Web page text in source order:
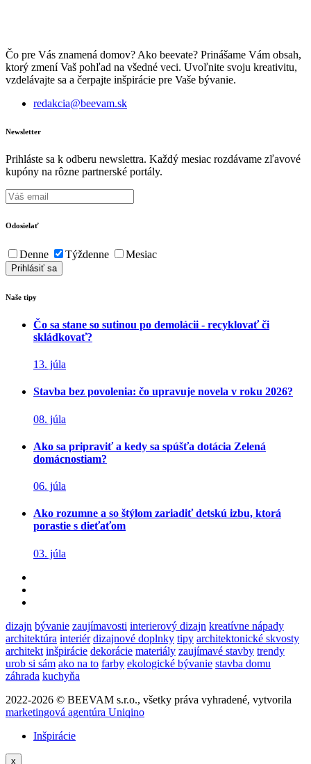
Čo pre Vás znamená domov? Ako beevate? Prinášame Vám obsah,
ktorý zmení Vaš pohľad na všedné veci. Uvoľnite svoju kreativitu,
vzdelávajte sa a čerpajte inšpirácie pre Vaše bývanie.
redakcia@beevam.sk
Newsletter
Prihláste sa k odberu newslettra. Každý mesiac rozdávame zľavové
kupóny na rôzne partnerské portály.
Odosielať
Denne Týždenne Mesiac
Naše tipy
Čo sa stane so sutinou po demolácii - recyklovať či
skládkovať?
13. júla
Stavba bez povolenia: čo upravuje novela v roku 2026?
08. júla
Ako sa pripraviť a kedy sa spúšťa dotácia Zelená
domácnostiam?
06. júla
Ako rozumne a so štýlom zariadiť detskú izbu, ktorá
porastie s dieťaťom
03. júla
dizajn bývanie zaujímavosti interierový dizajn kreatívne nápady
architektúra interiér dizajnové doplnky tipy architektonické skvosty
architekt inšpirácie dekorácie materiály zaujímavé stavby trendy
urob si sám ako na to farby ekologické bývanie stavba domu
záhrada kuchyňa
2022-2026 © BEEVAM s.r.o., všetky práva vyhradené, vytvorila
marketingová agentúra Uniqino
Inšpirácie
x